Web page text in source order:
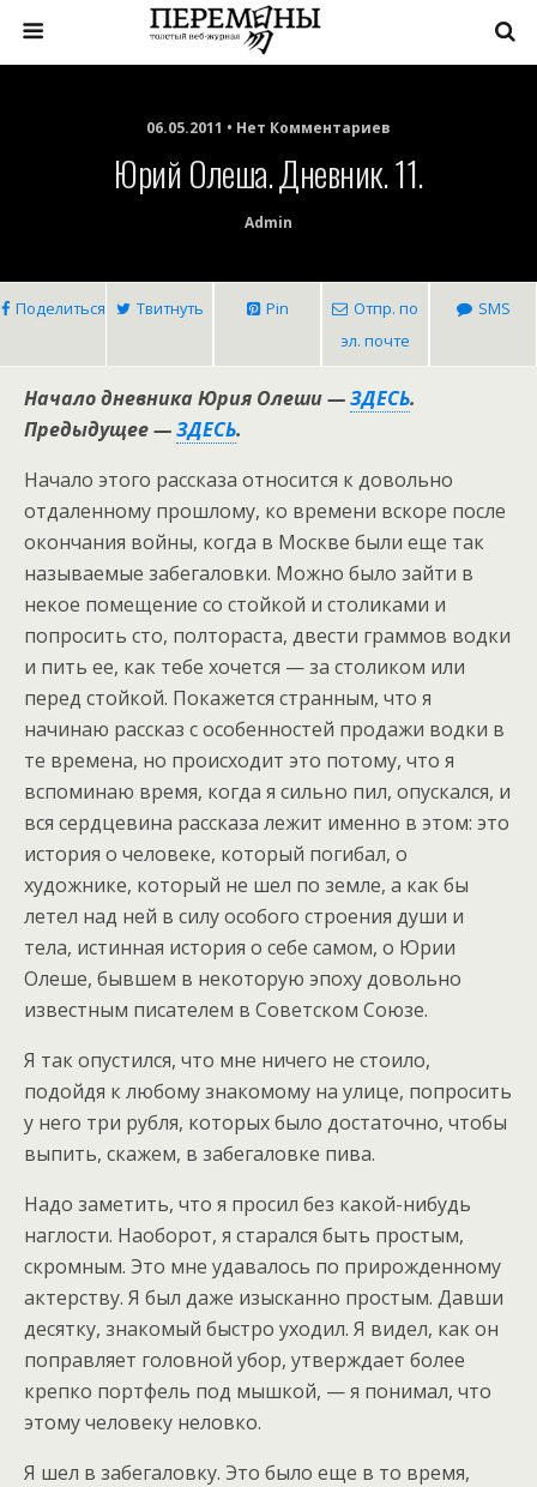
06.05.2011 • Нет Комментариев
Юрий Олеша. Дневник. 11.
Admin
Поделиться Твитнуть Pin
Отпр. по
эл. почте
SMS
Начало дневника Юрия Олеши —ЗДЕСЬ.
Предыдущее —ЗДЕСЬ.
Начало этого рассказа относится к довольно
отдаленному прошлому, ко времени вскоре после
окончания войны, когда в Москве были еще так
называемые забегаловки. Можно было зайти в
некое помещение со стойкой и столиками и
попросить сто, полтораста, двести граммов водки
и пить ее, как тебе хочется — за столиком или
перед стойкой. Покажется странным, что я
начинаю рассказ с особенностей продажи водки в
те времена, но происходит это потому, что я
вспоминаю время, когда я сильно пил, опускался, и
вся сердцевина рассказа лежит именно в этом: это
история о человеке, который погибал, о
художнике, который не шел по земле, а как бы
летел над ней в силу особого строения души и
тела, истинная история о себе самом, о Юрии
Олеше, бывшем в некоторую эпоху довольно
известным писателем в Советском Союзе.
Я так опустился, что мне ничего не стоило,
подойдя к любому знакомому на улице, попросить
у него три рубля, которых было достаточно, чтобы
выпить, скажем, в забегаловке пива.
Надо заметить, что я просил без какой-нибудь
наглости. Наоборот, я старался быть простым,
скромным. Это мне удавалось по прирожденному
актерству. Я был даже изысканно простым. Давши
десятку, знакомый быстро уходил. Я видел, как он
поправляет головной убор, утверждает более
крепко портфель под мышкой, — я понимал, что
этому человеку неловко.
Я шел в забегаловку. Это было еще в то время,